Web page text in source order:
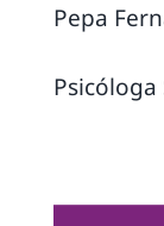
Pepa